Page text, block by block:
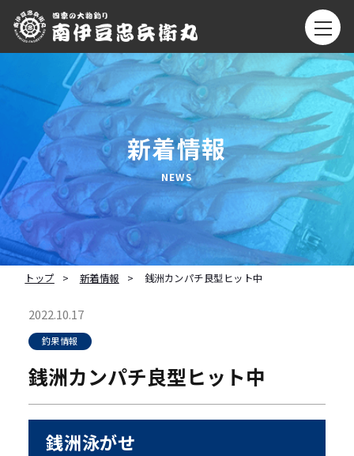
新着情報
トップ 新着情報 銭洲カンパチ良型ヒット中
2022.10.17
釣果情報
銭洲カンパチ良型ヒット中
銭洲泳がせ